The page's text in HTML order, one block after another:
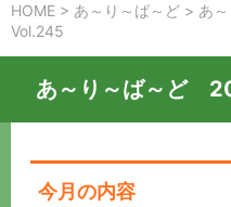
HOME > あ～り～ば～ど > あ
Vol.245
あ～り～ば～ど
今月の内容